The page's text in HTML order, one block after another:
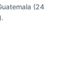
(24